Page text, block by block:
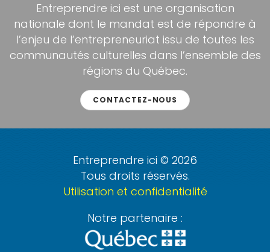
Entreprendre ici est une organisation
nationale dont le mandat est de répondre à
l’enjeu de l’entrepreneuriat issu de toutes les
communautés culturelles dans l’ensemble des
régions du Québec.
CONTACTEZ-NOUS
Entreprendre ici © 2026
Tous droits réservés.
Utilisation et confidentialité
Notre partenaire :